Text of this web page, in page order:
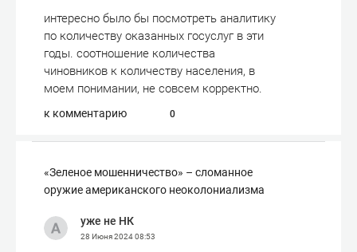
интересно было бы посмотреть аналитику
по количеству оказанных госуслуг в эти
годы. соотношение количества
чиновников к количеству населения, в
моем понимании, не совсем корректно.
к комментарию 0
«Зеленое мошенничество» – сломанное
оружие американского неоколониализма
уже не НК
28 Июня 202408:53